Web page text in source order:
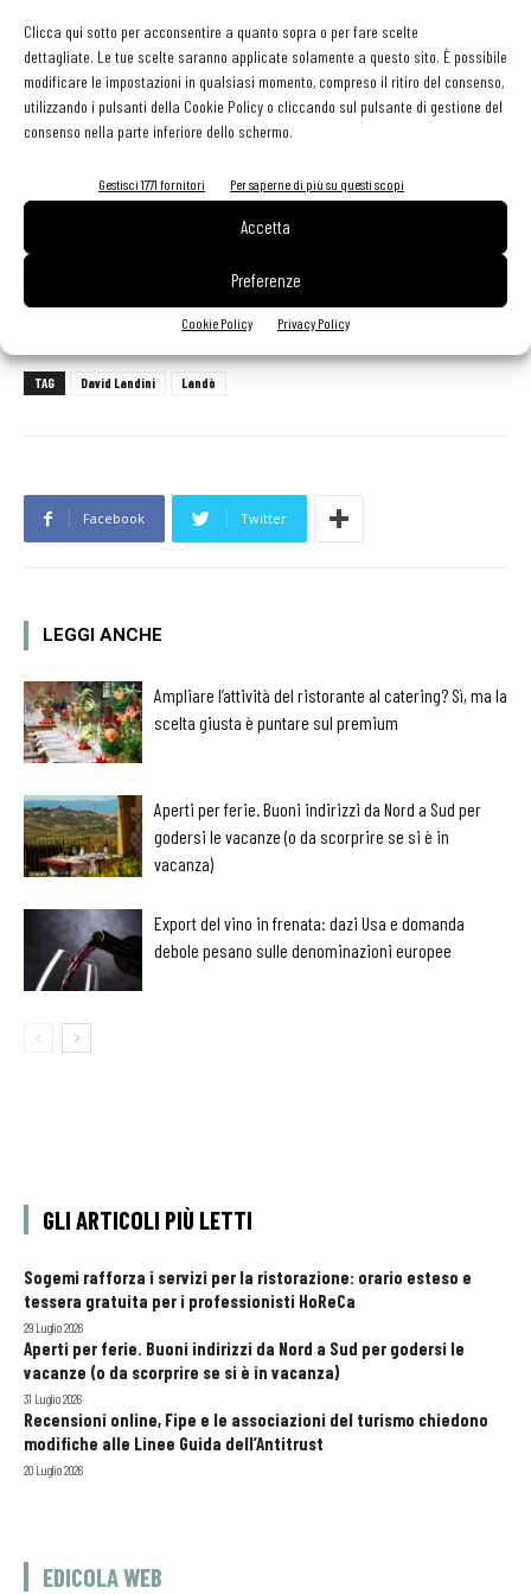
Clicca qui sotto per acconsentire a quanto sopra o per fare scelte
dettagliate. Le tue scelte saranno applicate solamente a questo sito. È possibile
modificare le impostazioni in qualsiasi momento, compreso il ritiro del consenso,
utilizzando i pulsanti della Cookie Policy o cliccando sul pulsante di gestione del
consenso nella parte inferiore dello schermo.
Gestisci 1771 fornitori Per saperne di più su questi scopi
Accetta
Preferenze
Cookie Policy Privacy Policy
A rappresentare con un'immagine suggestiva ed iconica
questo cammino è stato Sergio Staino, giornalista,
fumettista, vignettista e regista italiano.Amante della
buona tavola e del buon vino, ha voluto regalare
questa illustrazione senza tempo raffigurano la gioia del
bere bene, della natura e dell'amore universale
di un landò senza briglie né freni; una carrozza sospesa tra cielo e
terra e trainata dalla potenza della passione.
TAG David Landini Landò
Facebook Twitter
LEGGI ANCHE
Ampliare l’attività del ristorante al catering? Sì, ma la
scelta giusta è puntare sul premium
Aperti per ferie. Buoni indirizzi da Nord a Sud per
godersi le vacanze (o da scorprire se si è in
vacanza)
Export del vino in frenata: dazi Usa e domanda
debole pesano sulle denominazioni europee
GLI ARTICOLI PIÙ LETTI
Sogemi rafforza i servizi per la ristorazione: orario esteso e
tessera gratuita per i professionisti HoReCa
29 Luglio 2026
Aperti per ferie. Buoni indirizzi da Nord a Sud per godersi le
vacanze (o da scorprire se si è in vacanza)
31 Luglio 2026
Recensioni online, Fipe e le associazioni del turismo chiedono
modifiche alle Linee Guida dell’Antitrust
20 Luglio 2026
EDICOLA WEB